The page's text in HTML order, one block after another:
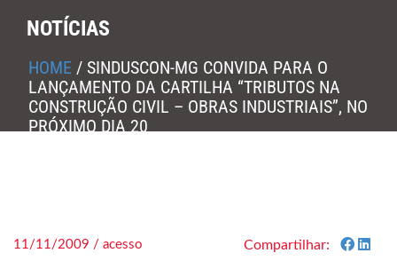
NOTÍCIAS
HOME / SINDUSCON-MG CONVIDA PARA O
LANÇAMENTO DA CARTILHA “TRIBUTOS NA
CONSTRUÇÃO CIVIL – OBRAS INDUSTRIAIS”, NO
PRÓXIMO DIA 20
11/11/2009 / acesso Compartilhar: